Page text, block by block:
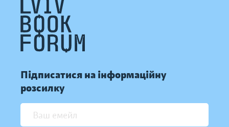
Підписатися на інформаційну
розсилку